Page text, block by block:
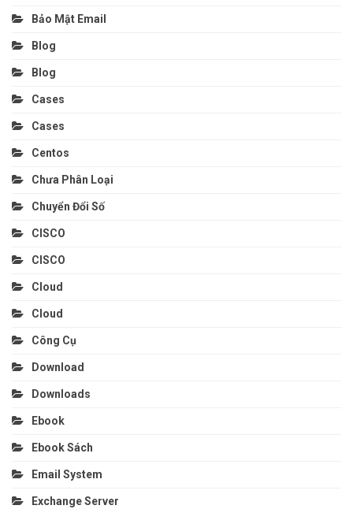
Bảo Mật Email
Blog
Blog
Cases
Cases
Centos
Chưa Phân Loại
Chuyển Đổi Số
CISCO
CISCO
Cloud
Cloud
Công Cụ
Download
Downloads
Ebook
Ebook Sách
Email System
Exchange Server